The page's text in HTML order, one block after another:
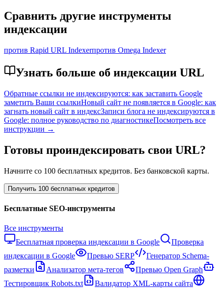
Сравнить другие инструменты
индексации
против Rapid URL Indexerпротив Omega Indexer
Узнать больше об индексации URL
Обратные ссылки не индексируются: как заставить Google
заметить Ваши ссылкиНовый сайт не появляется в Google: как
загнать новый сайт в индексЗаписи блога не индексируются в
Google: полное руководство по диагностикеПосмотреть все
инструкции →
Готовы проиндексировать свои URL?
Начните со 100 бесплатных кредитов. Без банковской карты.
Получить 100 бесплатных кредитов
Бесплатные SEO-инструменты
Все инструменты
Бесплатная проверка индексации в Google
Проверка
индексации в Google
Превью SERP
Генератор Schema-
разметки
Анализатор мета-тегов
Превью Open Graph
Тестировщик Robots.txt
Валидатор XML-карты сайта